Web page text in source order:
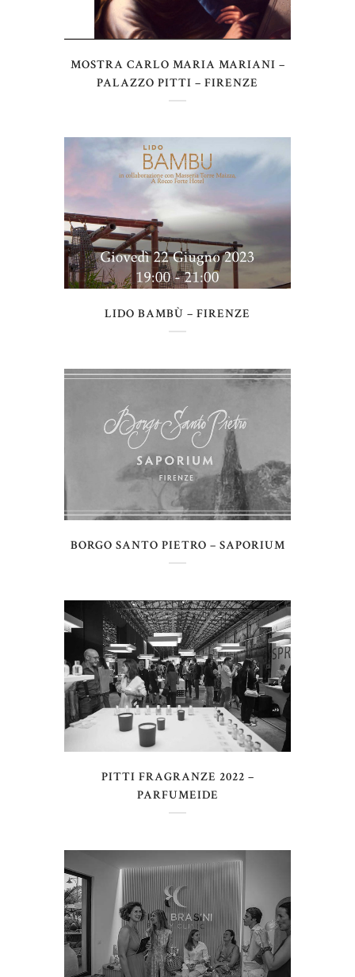
MOSTRA CARLO MARIA MARIANI –
PALAZZO PITTI – FIRENZE
LIDO BAMBÙ – FIRENZE
BORGO SANTO PIETRO – SAPORIUM
PITTI FRAGRANZE 2022 –
PARFUMEIDE